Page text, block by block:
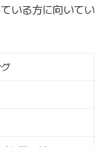
いる方に向いてい